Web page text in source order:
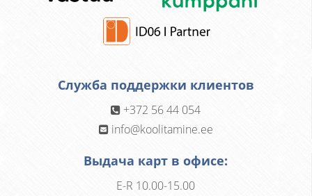
Служба поддержки клиентов
+372 56 44 054
info@koolitamine.ee
Выдача карт в офисе:
E-R 10.00-15.00